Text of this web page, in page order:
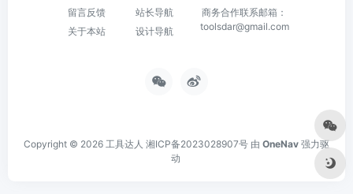
留言反馈
关于本站
站长导航
设计导航
商务合作联系邮箱：
toolsdar@gmail.com
Copyright © 2026 工具达人 湘ICP备2023028907号 由 OneNav 强力驱
动